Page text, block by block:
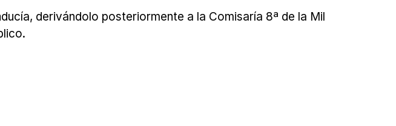
derivándolo posteriormente a la Comisaría 8ª de la Mil